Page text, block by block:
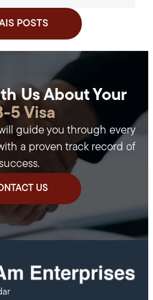
POSTS
Us About Your
5 Visa
guide you through every
a proven track record of
US